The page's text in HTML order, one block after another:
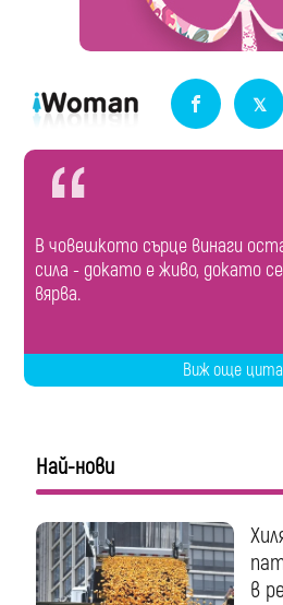
В човешкото сърце винаги
сила - докато е живо, докато
вярва.
Виж още
Най-нови
в